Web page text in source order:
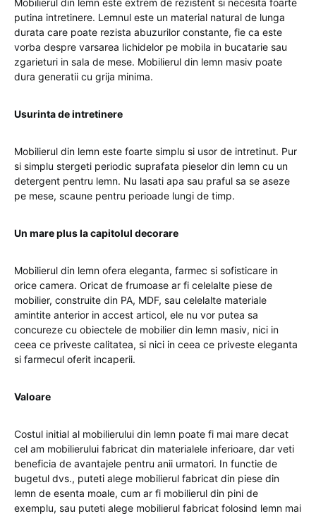
Mobilierul din lemn este extrem de rezistent si necesita foarte
putina intretinere. Lemnul este un material natural de lunga
durata care poate rezista abuzurilor constante, fie ca este
vorba despre varsarea lichidelor pe mobila in bucatarie sau
zgarieturi in sala de mese. Mobilierul din lemn masiv poate
dura generatii cu grija minima.
Usurinta de intretinere
Mobilierul din lemn este foarte simplu si usor de intretinut. Pur
si simplu stergeti periodic suprafata pieselor din lemn cu un
detergent pentru lemn. Nu lasati apa sau praful sa se aseze
pe mese, scaune pentru perioade lungi de timp.
Un mare plus la capitolul decorare
Mobilierul din lemn ofera eleganta, farmec si sofisticare in
orice camera. Oricat de frumoase ar fi celelalte piese de
mobilier, construite din PA, MDF, sau celelalte materiale
amintite anterior in accest articol, ele nu vor putea sa
concureze cu obiectele de mobilier din lemn masiv, nici in
ceea ce priveste calitatea, si nici in ceea ce priveste eleganta
si farmecul oferit incaperii.
Valoare
Costul initial al mobilierului din lemn poate fi mai mare decat
cel am mobilierului fabricat din materialele inferioare, dar veti
beneficia de avantajele pentru anii urmatori. In functie de
bugetul dvs., puteti alege mobilierul fabricat din piese din
lemn de esenta moale, cum ar fi mobilierul din pini de
exemplu, sau puteti alege mobilierul fabricat folosind lemn mai